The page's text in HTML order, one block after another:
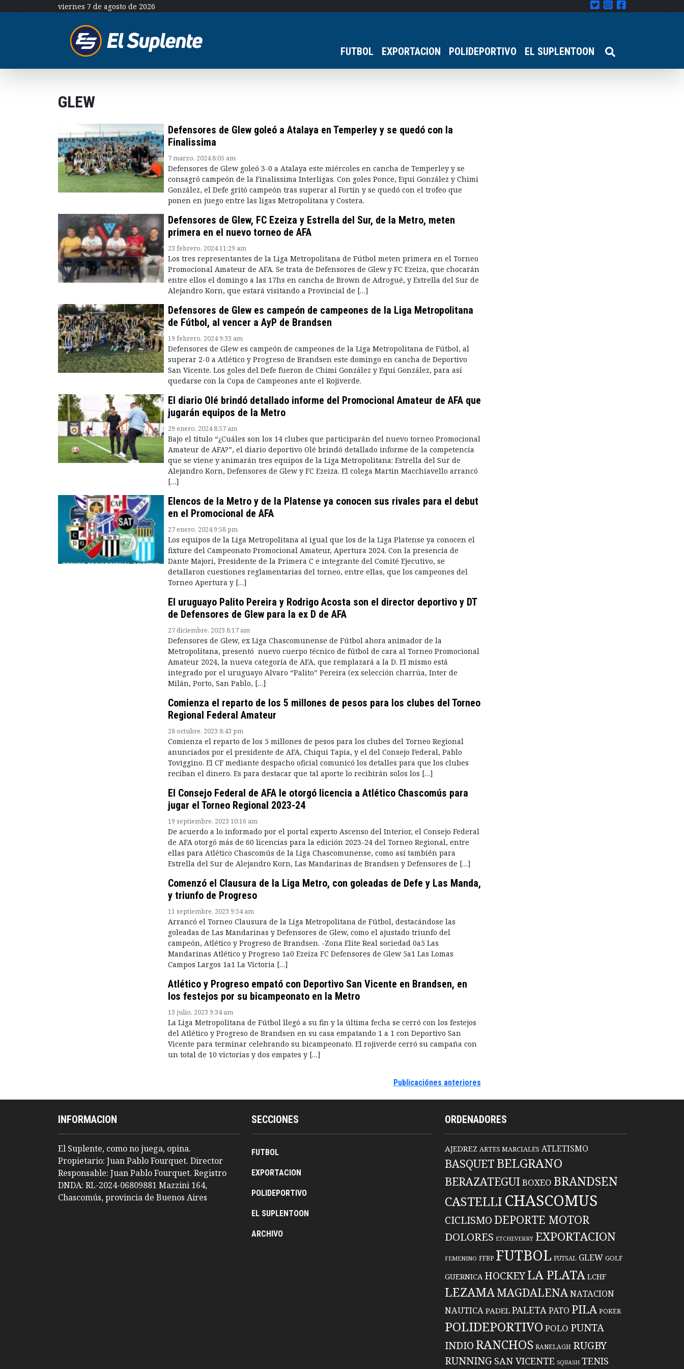
viernes 7 de agosto de 2026
FUTBOL EXPORTACION POLIDEPORTIVO EL SUPLENTOON
GLEW
Defensores de Glew goleó a Atalaya en Temperley y se quedó con la
Finalissima
7 marzo, 2024 8:05 am
Defensores de Glew goleó 3-0 a Atalaya este miércoles en cancha de Temperley y se
consagró campeón de la Finalissima Interligas. Con goles Ponce, Equi González y Chimi
González, el Defe gritó campeón tras superar al Fortín y se quedó con el trofeo que
ponen en juego entre las ligas Metropolitana y Costera.
Defensores de Glew, FC Ezeiza y Estrella del Sur, de la Metro, meten
primera en el nuevo torneo de AFA
23 febrero, 2024 11:29 am
Los tres representantes de la Liga Metropolitana de Fútbol meten primera en el Torneo
Promocional Amateur de AFA. Se trata de Defensores de Glew y FC Ezeiza, que chocarán
entre ellos el domingo a las 17hs en cancha de Brown de Adrogué, y Estrella del Sur de
Alejandro Korn, que estará visitando a Provincial de […]
Defensores de Glew es campeón de campeones de la Liga Metropolitana
de Fútbol, al vencer a AyP de Brandsen
19 febrero, 2024 9:33 am
Defensores de Glew es campeón de campeones de la Liga Metropolitana de Fútbol, al
superar 2-0 a Atlético y Progreso de Brandsen este domingo en cancha de Deportivo
San Vicente. Los goles del Defe fueron de Chimi González y Equi González, para así
quedarse con la Copa de Campeones ante el Rojiverde.
El diario Olé brindó detallado informe del Promocional Amateur de AFA que
jugarán equipos de la Metro
29 enero, 2024 8:57 am
Bajo el título “¿Cuáles son los 14 clubes que participarán del nuevo torneo Promocional
Amateur de AFA?”, el diario deportivo Olé brindó detallado informe de la competencia
que se viene y animarán tres equipos de la Liga Metropolitana: Estrella del Sur de
Alejandro Korn, Defensores de Glew y FC Ezeiza. El colega Martin Macchiavello arrancó
[…]
Elencos de la Metro y de la Platense ya conocen sus rivales para el debut
en el Promocional de AFA
27 enero, 2024 9:58 pm
Los equipos de la Liga Metropolitana al igual que los de la Liga Platense ya conocen el
fixture del Campeonato Promocional Amateur, Apertura 2024. Con la presencia de
Dante Majori, Presidente de la Primera C e integrante del Comité Ejecutivo, se
detallaron cuestiones reglamentarias del torneo, entre ellas, que los campeones del
Torneo Apertura y […]
El uruguayo Palito Pereira y Rodrigo Acosta son el director deportivo y DT
de Defensores de Glew para la ex D de AFA
27 diciembre, 2023 8:17 am
Defensores de Glew, ex Liga Chascomunense de Fútbol ahora animador de la
Metropolitana, presentó nuevo cuerpo técnico de fútbol de cara al Torneo Promocional
Amateur 2024, la nueva categoría de AFA, que remplazará a la D. El mismo está
integrado por el uruguayo Alvaro “Palito” Pereira (ex selección charrúa, Inter de
Milán, Porto, San Pablo, […]
Comienza el reparto de los 5 millones de pesos para los clubes del Torneo
Regional Federal Amateur
28 octubre, 2023 8:43 pm
Comienza el reparto de los 5 millones de pesos para los clubes del Torneo Regional
anunciados por el presidente de AFA, Chiqui Tapia, y el del Consejo Federal, Pablo
Toviggino. El CF mediante despacho oficial comunicó los detalles para que los clubes
reciban el dinero. Es para destacar que tal aporte lo recibirán solos los […]
El Consejo Federal de AFA le otorgó licencia a Atlético Chascomús para
jugar el Torneo Regional 2023-24
19 septiembre, 2023 10:16 am
De acuerdo a lo informado por el portal experto Ascenso del Interior, el Consejo Federal
de AFA otorgó más de 60 licencias para la edición 2023-24 del Torneo Regional, entre
ellas para Atlético Chascomús de la Liga Chascomunense, como así también para
Estrella del Sur de Alejandro Korn, Las Mandarinas de Brandsen y Defensores de […]
Comenzó el Clausura de la Liga Metro, con goleadas de Defe y Las Manda,
y triunfo de Progreso
11 septiembre, 2023 9:54 am
Arrancó el Torneo Clausura de la Liga Metropolitana de Fútbol, destacándose las
goleadas de Las Mandarinas y Defensores de Glew, como el ajustado triunfo del
campeón, Atlético y Progreso de Brandsen. -Zona Elite Real sociedad 0a5 Las
Mandarinas Atlético y Progreso 1a0 Ezeiza FC Defensores de Glew 5a1 Las Lomas
Campos Largos 1a1 La Victoria […]
Atlético y Progreso empató con Deportivo San Vicente en Brandsen, en
los festejos por su bicampeonato en la Metro
13 julio, 2023 9:34 am
La Liga Metropolitana de Fútbol llegó a su fin y la última fecha se cerró con los festejos
del Atlético y Progreso de Brandsen en su casa empatando 1 a 1 con Deportivo San
Vicente para terminar celebrando su bicampeonato. El rojiverde cerró su campaña con
un total de 10 victorias y dos empates y […]
Publicaciónes anteriores
INFORMACION
El Suplente, como no juega, opina.
Propietario: Juan Pablo Fourquet. Director
Responsable: Juan Pablo Fourquet. Registro
DNDA: RL-2024-06809881 Mazzini 164,
Chascomús, provincia de Buenos Aires
SECCIONES
FUTBOL
EXPORTACION
POLIDEPORTIVO
EL SUPLENTOON
ARCHIVO
ORDENADORES
AJEDREZ ARTES MARCIALES ATLETISMO
BASQUET BELGRANO
BERAZATEGUIBOXEO BRANDSEN
CASTELLI CHASCOMUS
CICLISMO DEPORTE MOTOR
DOLORES ETCHEVERRY EXPORTACION
FEMENINO FFBP FUTBOL FUTSAL GLEW GOLF
GUERNICA HOCKEYLA PLATA LCHF
LEZAMAMAGDALENANATACION
NAUTICA PADEL PALETA PATO PILA POKER
POLIDEPORTIVO POLO PUNTA
INDIO RANCHOS RANELAGH RUGBY
RUNNING SAN VICENTE SQUASH TENIS